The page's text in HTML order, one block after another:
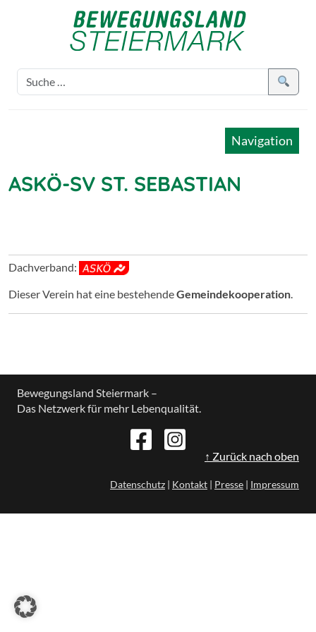
Navigation
ASKÖ-SV ST. SEBASTIAN
Dachverband:
Dieser Verein hat eine bestehendeGemeindekooperation
Bewegungsland Steiermark –
Das Netzwerk für mehr Lebenqualität.
↑ Zurück nach oben
Datenschutz | Kontakt | Presse | Impressum